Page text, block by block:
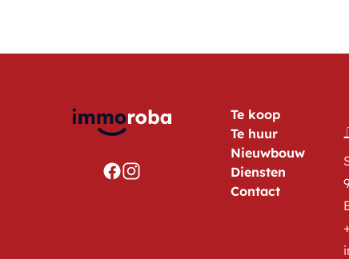
Te koop
Te huur
Nieuwbouw
Diensten
Contact